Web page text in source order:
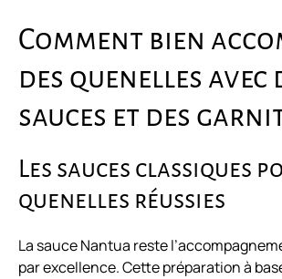
Comment bien
des quenelles avec
sauces et des
Les sauces classiques
quenelles réussies
La sauce Nantua reste
par excellence. Cette préparation à